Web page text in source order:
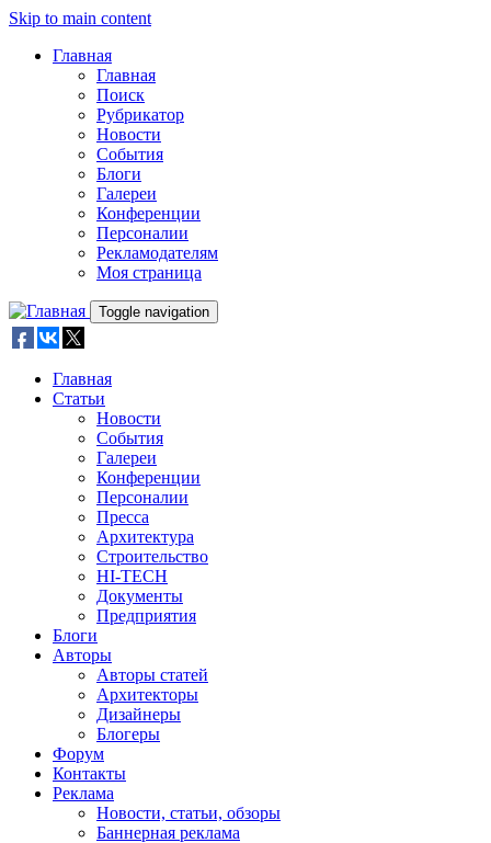
Skip to main content
Главная
Главная
Поиск
Рубрикатор
Новости
События
Блоги
Галереи
Конференции
Персоналии
Рекламодателям
Моя страница
Toggle navigation
Главная
Статьи
Новости
События
Галереи
Конференции
Персоналии
Пресса
Архитектура
Строительство
HI-TECH
Документы
Предприятия
Блоги
Авторы
Авторы статей
Архитекторы
Дизайнеры
Блогеры
Форум
Контакты
Реклама
Новости, статьи, обзоры
Баннерная реклама